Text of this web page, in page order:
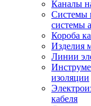
Каналы
Системы
системы
Короба
Изделия
Линии
изоляции
кабеля